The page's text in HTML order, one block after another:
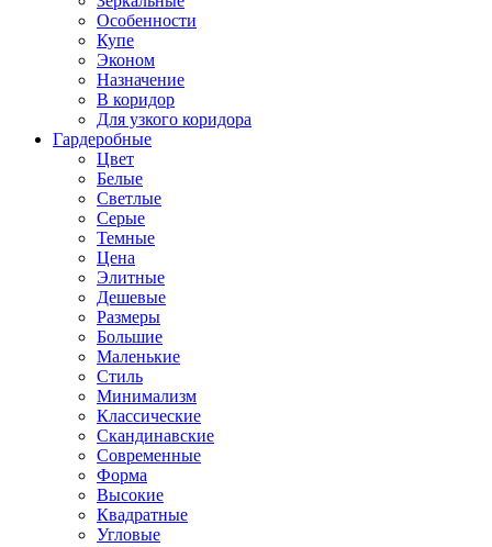
Особенности
Купе
Эконом
Назначение
В коридор
Для узкого коридора
Гардеробные
Цвет
Белые
Светлые
Серые
Темные
Цена
Элитные
Дешевые
Размеры
Большие
Маленькие
Стиль
Минимализм
Классические
Скандинавские
Современные
Форма
Высокие
Квадратные
Угловые